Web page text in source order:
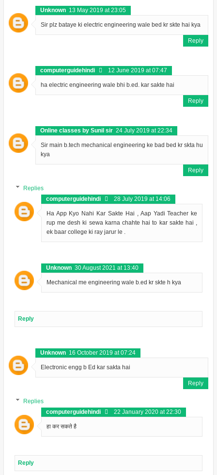
Unknown 13 May 2019 at 23:05
Sir plz bataye ki electric engineering wale bed kr skte hai kya
Reply
computerguidehindi 12 June 2019 at 07:47
ha electric engineering wale bhi b.ed. kar sakte hai
Reply
Online classes by Sunil sir 24 July 2019 at 22:34
Sir main b.tech mechanical engineering ke bad bed kr skta hu
kya
Reply
Replies
computerguidehindi
28 July 2019 at 14:06
Ha App Kyo Nahi Kar Sakte Hai , Aap Yadi Teacher ke
rup me desh ki sewa karna chahte hai to kar sakte hai ,
ek baar college ki ray jarur le .
Unknown 30 August 2021 at 13:40
Mechanical me engineering wale b.ed kr skte h kya
Reply
Unknown 16 October 2019 at 07:24
Electronic engg b Ed kar sakta hai
Reply
Replies
computerguidehindi
22 January 2020 at 22:30
हा कर सकते है
Reply